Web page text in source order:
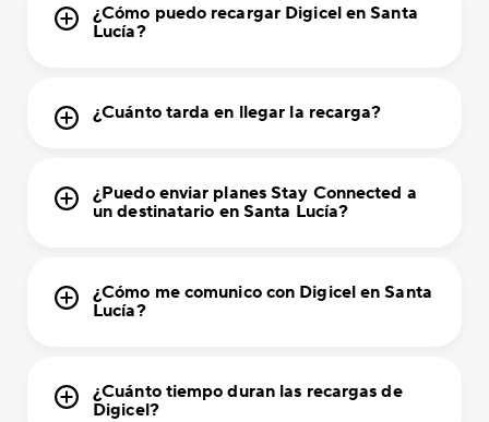
¿Cómo puedo recargar Digicel en Santa
Lucía?
¿Cuánto tarda en llegar la recarga?
¿Puedo enviar planes Stay Connected a
un destinatario en Santa Lucía?
¿Cómo me comunico con Digicel en Santa
Lucía?
¿Cuánto tiempo duran las recargas de
Digicel?